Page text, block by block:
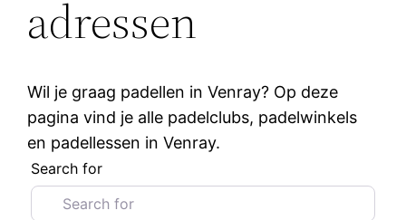
adressen
Wil je graag padellen in Venray? Op deze
pagina vind je alle padelclubs, padelwinkels
en padellessen in Venray.
Search for